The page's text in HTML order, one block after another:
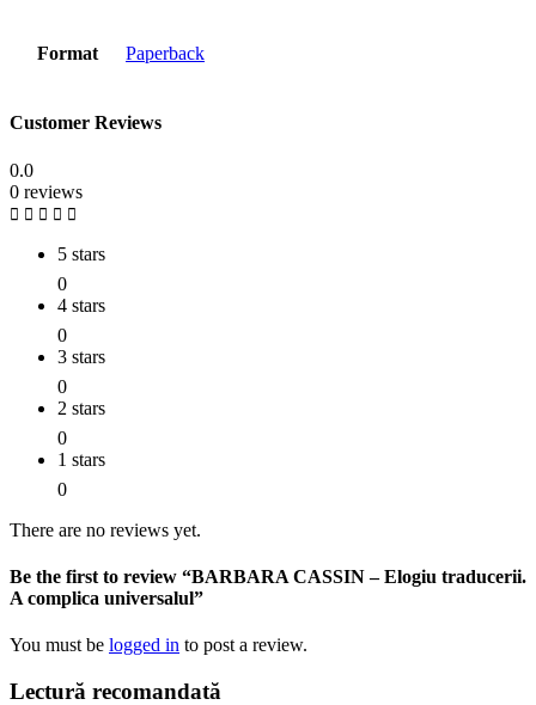
Format Paperback
Customer Reviews
0.0
0 reviews
5 stars
0
4 stars
0
3 stars
0
2 stars
0
1 stars
0
There are no reviews yet.
Be the first to review “BARBARA CASSIN – Elogiu traducerii.
A complica universalul”
You must be logged in to post a review.
Lectură recomandată